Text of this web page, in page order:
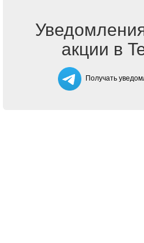
акции в
Получать